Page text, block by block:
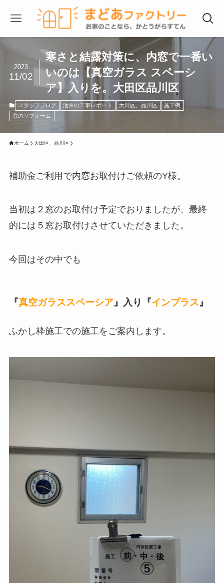
寒さと結露対策に、内窓で一番い
いのは【真空ガラス スペーシ
ア】入りを。大田区品川区
2023
11/02
スタッフブログ 油井の工事レポート 大田区、品川区
施工例
窓のリフォーム
ホーム 大田区、品川区
補助金ご利用で内窓お取付けご依頼のY様。
当初は２窓のお取付け予定でおりましたが、最終
的には５窓お取付けさせていただきました。
今回はその中でも
『真空ガラススペーシア』入り『インプラス』
ふかし枠施工での施工をご案内します。